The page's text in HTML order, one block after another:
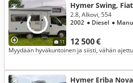
11
Hymer Swing, Fiat
12 500 €
2.8, Alkovi, 554
2002 ● Diesel ●
Myydään hyväkuntoinen ja siisti, vähän
Hymer Eriba Nova